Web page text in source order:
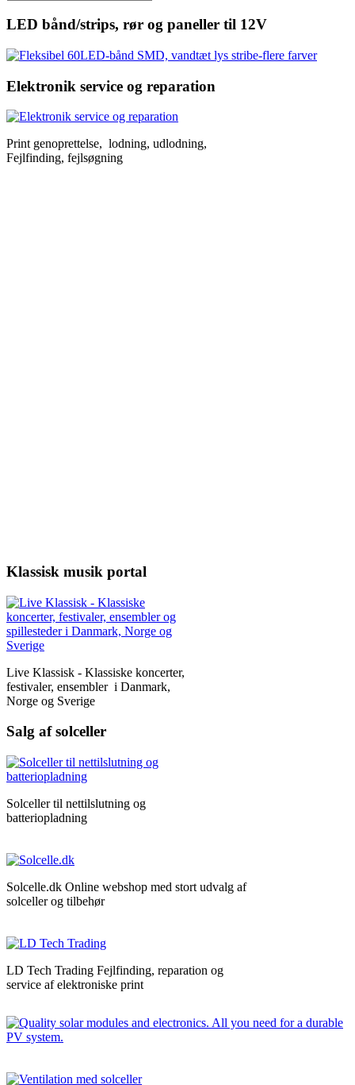
efter:
LED bånd/strips, rør og paneller til 12V
Elektronik service og reparation
Print genoprettelse, lodning, udlodning,
Fejlfinding, fejlsøgning
Klassisk musik portal
Live Klassisk - Klassiske koncerter,
festivaler, ensembler i Danmark,
Norge og Sverige
Salg af solceller
Solceller til nettilslutning og
batteriopladning
Solcelle.dk Online webshop med stort udvalg af
solceller og tilbehør
LD Tech Trading Fejlfinding, reparation og
service af elektroniske print